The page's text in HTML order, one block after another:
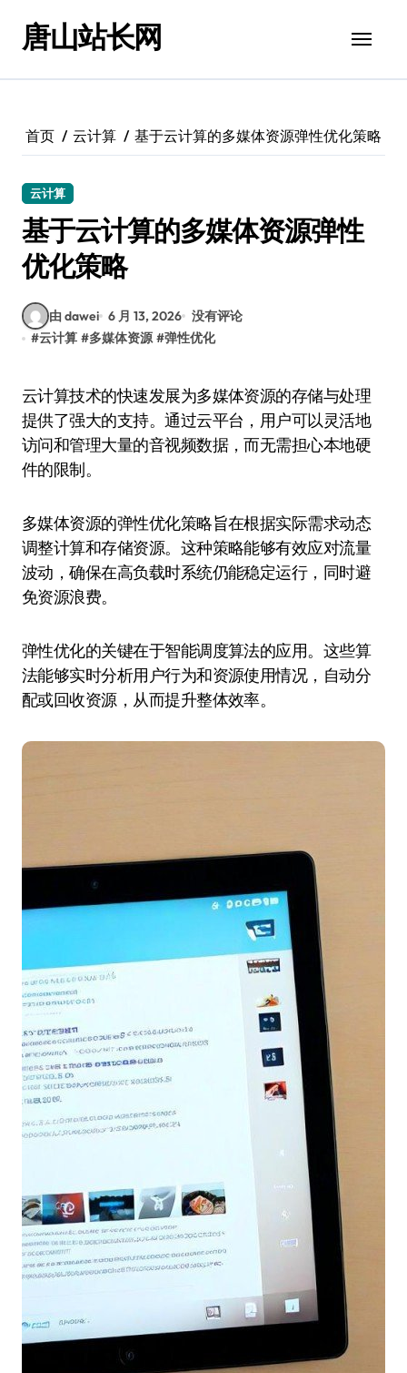
唐山站长网
首页 云计算 基于云计算的多媒体资源弹性优化策略
云计算
基于云计算的多媒体资源弹性
优化策略
由 dawei 6 月 13, 2026 没有评论
#云计算 #多媒体资源 #弹性优化
云计算技术的快速发展为多媒体资源的存储与处理
提供了强大的支持。通过云平台，用户可以灵活地
访问和管理大量的音视频数据，而无需担心本地硬
件的限制。
多媒体资源的弹性优化策略旨在根据实际需求动态
调整计算和存储资源。这种策略能够有效应对流量
波动，确保在高负载时系统仍能稳定运行，同时避
免资源浪费。
弹性优化的关键在于智能调度算法的应用。这些算
法能够实时分析用户行为和资源使用情况，自动分
配或回收资源，从而提升整体效率。